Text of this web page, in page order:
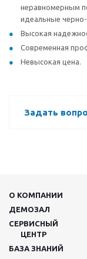
неравномерным
идеальные
Высокая
Современная
Невысокая цена.
Задать
О КОМПАНИИ
ДЕМОЗАЛ
СЕРВИСНЫЙ
ЦЕНТР
БАЗА ЗНАНИЙ